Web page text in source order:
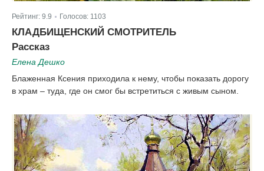
Рейтинг: 9.9 Голосов: 1103
КЛАДБИЩЕНСКИЙ СМОТРИТЕЛЬ
Рассказ
Елена Дешко
Блаженная Ксения приходила к нему, чтобы показать дорогу
в храм – туда, где он смог бы встретиться с живым сыном.